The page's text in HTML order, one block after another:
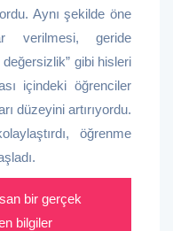
Aynı şekilde öne
verilmesi, geride
gibi hisleri
içindeki öğrenciler
düzeyini artırıyordu.
öğrenme
bir gerçek
bilgiler